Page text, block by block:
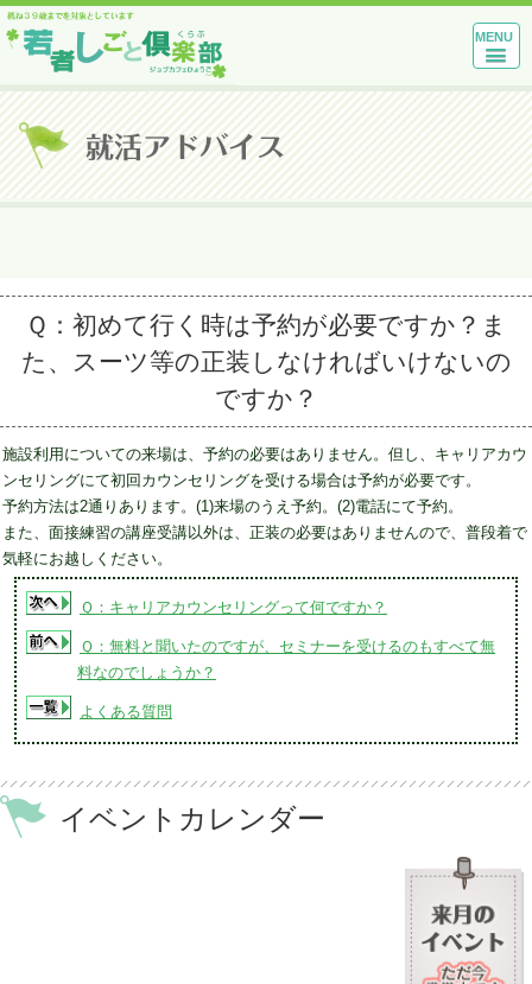
MENU
Ｑ：初めて行く時は予約が必要ですか？ま
た、スーツ等の正装しなければいけないの
ですか？
施設利用についての来場は、予約の必要はありません。但し、キャリアカウ
ンセリングにて初回カウンセリングを受ける場合は予約が必要です。
予約方法は2通りあります。(1)来場のうえ予約。(2)電話にて予約。
また、面接練習の講座受講以外は、正装の必要はありませんので、普段着で
気軽にお越しください。
Ｑ：キャリアカウンセリングって何ですか？
Ｑ：無料と聞いたのですが、セミナーを受けるのもすべて無
料なのでしょうか？
よくある質問
イベントカレンダー